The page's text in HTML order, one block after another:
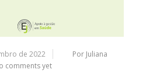
de 2022
Por Juliana
comments yet